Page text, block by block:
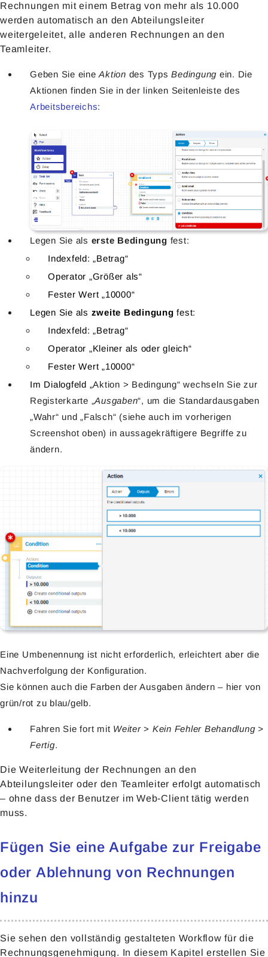
Rechnungen mit einem Betrag von mehr als 10.000
werden automatisch an den Abteilungsleiter
weitergeleitet, alle anderen Rechnungen an den
Teamleiter.
Geben Sie eineAktion des TypsBedingung ein. Die
Aktionen finden Sie in der linken Seitenleiste des
Arbeitsbereichs:
Legen Sie als erste Bedingung fest:
Indexfeld: „Betrag“
Operator „Größer als“
Fester Wert „10000“
Legen Sie als zweite Bedingung fest:
Indexfeld: „Betrag“
Operator „Kleiner als oder gleich“
Fester Wert „10000“
Im Dialogfeld „Aktion > Bedingung“ wechseln Sie zur
Registerkarte „Ausgaben“, um die Standardausgaben
„Wahr“ und „Falsch“ (siehe auch im vorherigen
Screenshot oben) in aussagekräftigere Begriffe zu
ändern.
Eine Umbenennung ist nicht erforderlich, erleichtert aber die
Nachverfolgung der Konfiguration.
Sie können auch die Farben der Ausgaben ändern – hier von
grün/rot zu blau/gelb.
Fahren Sie fort mit Weiter> Kein Fehler Behandlung >
Fertig.
Die Weiterleitung der Rechnungen an den
Abteilungsleiter oder den Teamleiter erfolgt automatisch
– ohne dass der Benutzer im Web-Client tätig werden
muss.
Fügen Sie eine Aufgabe zur Freigabe
oder Ablehnung von Rechnungen
hinzu
Sie sehen den vollständig gestalteten Workflow für die
Rechnungsgenehmigung. In diesem Kapitel erstellen Sie